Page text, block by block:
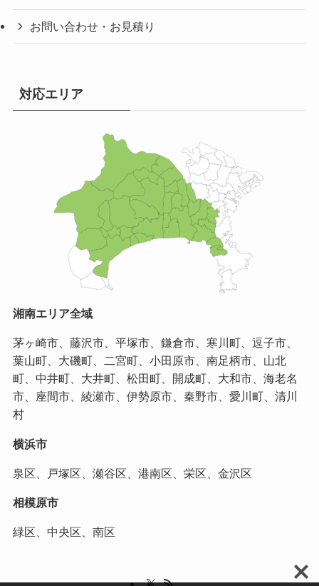
お問い合わせ・お見積り
対応エリア
湘南エリア全域
茅ヶ崎市、藤沢市、平塚市、鎌倉市、寒川町、逗子市、
葉山町、大磯町、二宮町、小田原市、南足柄市、山北
町、中井町、大井町、松田町、開成町、大和市、海老名
市、座間市、綾瀬市、伊勢原市、秦野市、愛川町、清川
村
横浜市
泉区、戸塚区、瀬谷区、港南区、栄区、金沢区
相模原市
緑区、中央区、南区